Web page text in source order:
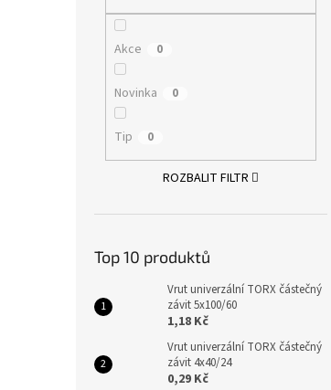
Akce 0
Novinka 0
Tip 0
ROZBALIT FILTR
Top 10 produktů
Vrut univerzální TORX částečný
závit 5x100/60
1,18 Kč
Vrut univerzální TORX částečný
závit 4x40/24
0,29 Kč